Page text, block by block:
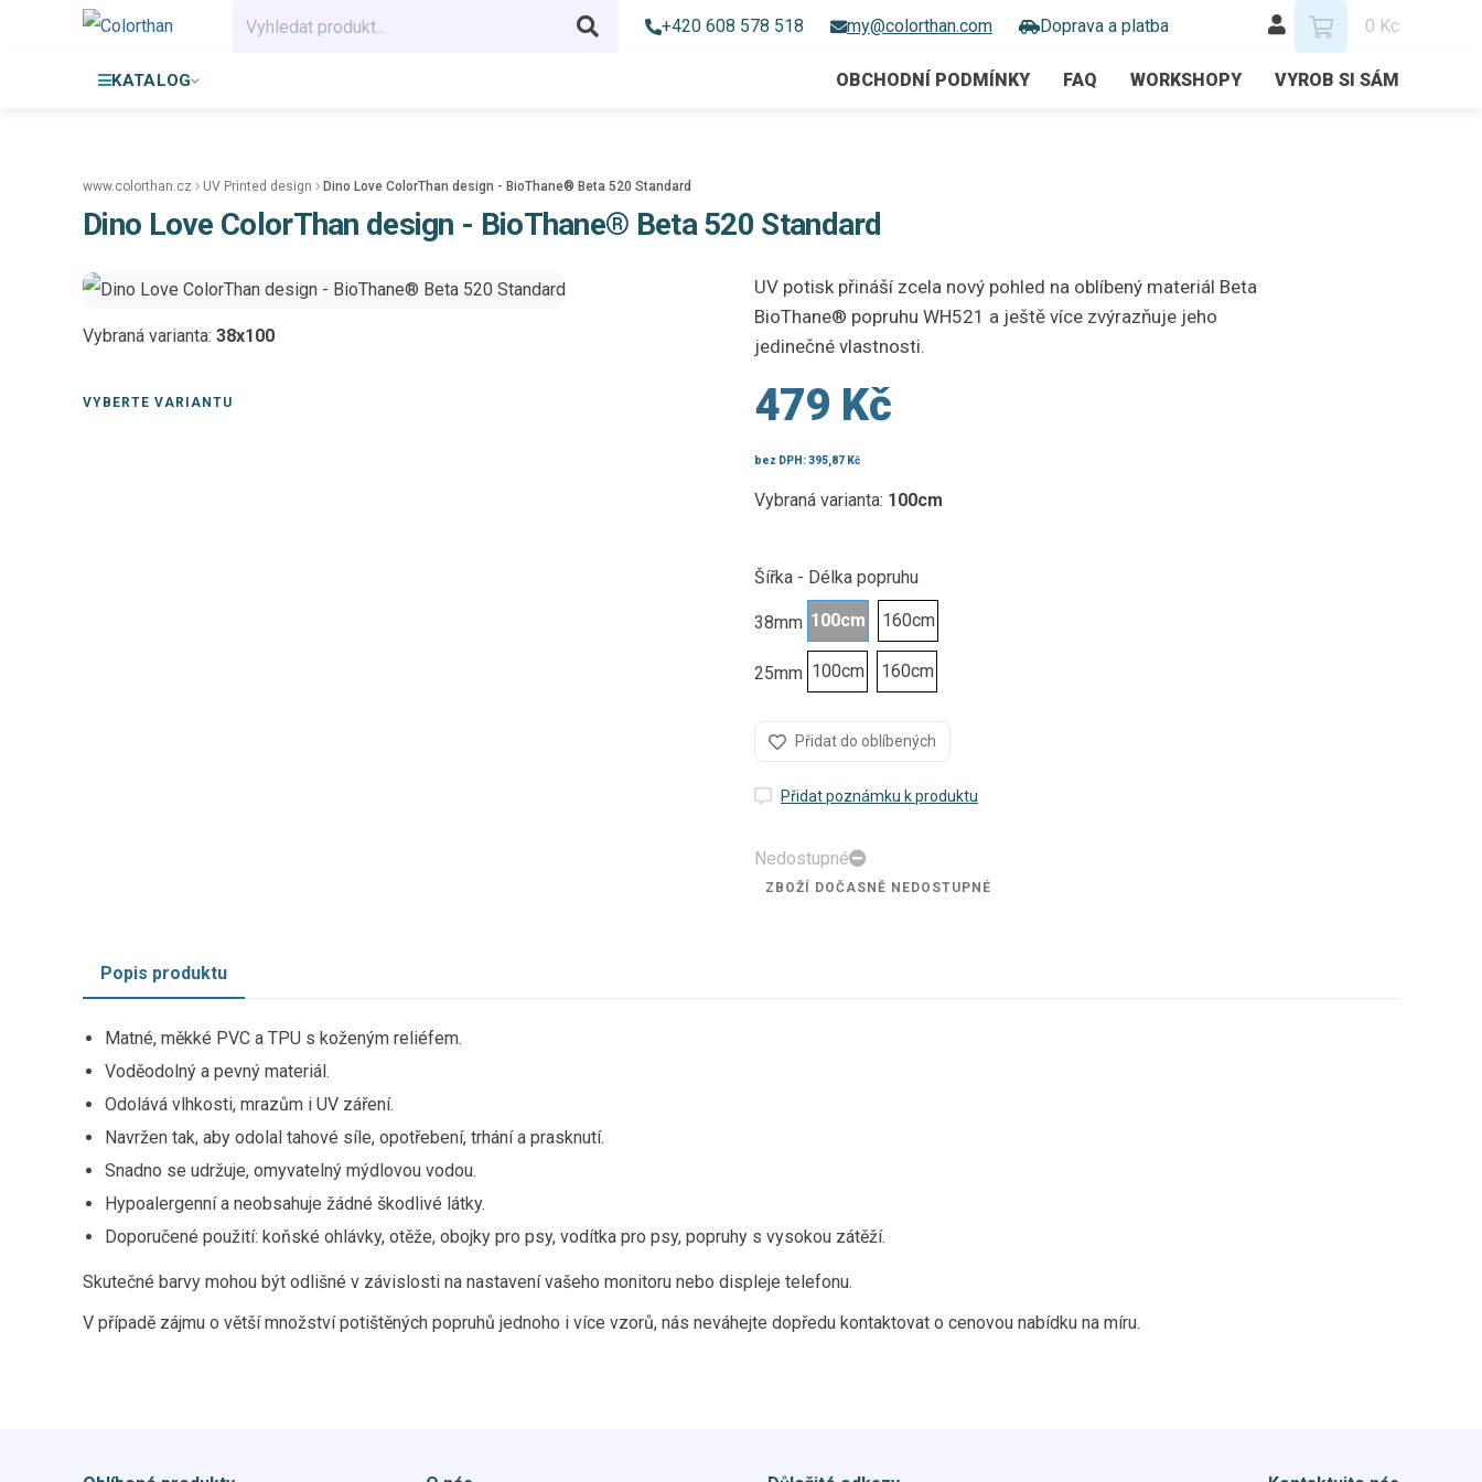
+420 608 578 518 my@colorthan.com Doprava a platba 0 Kc
KATALOG OBCHODNÍ PODMÍNKY FAQ WORKSHOPY VYROB SI SÁM
www.colorthan.cz UV Printed design Dino Love ColorThan design - BioThane® Beta 520 Standard
Dino Love ColorThan design - BioThane® Beta 520 Standard
Vybraná varianta: 38x100
VYBERTE VARIANTU
UV potisk přináší zcela nový pohled na oblíbený materiál Beta
BioThane® popruhu WH521 a ještě více zvýrazňuje jeho
jedinečné vlastnosti.
479 Kč
bez DPH:395,87 Kč
Vybraná varianta: 100cm
Šířka - Délka popruhu
38mm 100cm 160cm
25mm 100cm 160cm
Přidat do oblíbených
Přidat poznámku k produktu
Nedostupné
ZBOŽÍ DOČASNĚ NEDOSTUPNÉ
Popis produktu
Matné, měkké PVC a TPU s koženým reliéfem.
Voděodolný a pevný materiál.
Odolává vlhkosti, mrazům i UV záření.
Navržen tak, aby odolal tahové síle, opotřebení, trhání a prasknutí.
Snadno se udržuje, omyvatelný mýdlovou vodou.
Hypoalergenní a neobsahuje žádné škodlivé látky.
Doporučené použití: koňské ohlávky, otěže, obojky pro psy, vodítka pro psy, popruhy s vysokou zátěží.
Skutečné barvy mohou být odlišné v závislosti na nastavení vašeho monitoru nebo displeje telefonu.
V případě zájmu o větší množství potištěných popruhů jednoho i více vzorů, nás neváhejte dopředu kontaktovat o cenovou nabídku na míru.